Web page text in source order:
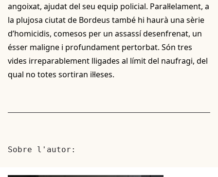
angoixat, ajudat del seu equip policial. Paral·lelament, a
la plujosa ciutat de Bordeus també hi haurà una sèrie
d’homicidis, comesos per un assassí desenfrenat, un
ésser maligne i profundament pertorbat. Són tres
vides irreparablement lligades al límit del naufragi, del
qual no totes sortiran il·leses.
Sobre l'autor: